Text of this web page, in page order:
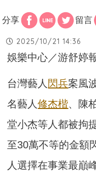
分享 留言
2025/10/21 14:36
娛樂中心／游舒婷
台灣藝人 閃兵案風
名藝人修杰楷、陳
堂小杰等人都被拘
至30萬不等的金額
人選擇在事業最巔